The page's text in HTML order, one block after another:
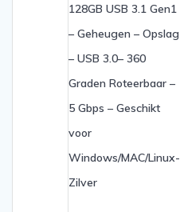
128GB USB 3.1 Gen1
– Geheugen – Opslag
– USB 3.0– 360
Graden Roteerbaar –
5 Gbps – Geschikt
voor
Windows/MAC/Linux-
Zilver